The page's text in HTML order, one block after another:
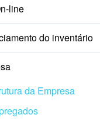
line
do inventário
da Empresa